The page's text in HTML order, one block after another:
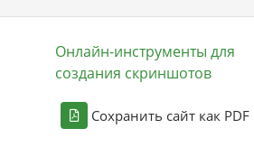
Онлайн-инструменты для
создания скриншотов
Сохранить сайт как PDF